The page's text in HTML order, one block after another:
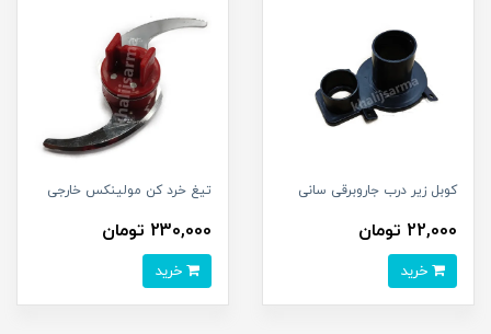
کوبل زیر درب جاروبرقی سانی
22,000 تومان
تیغ خرد کن مولینکس خارجی
230,000 تومان